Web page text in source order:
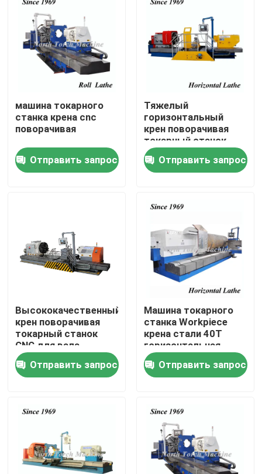
Дом
Продукты
Путешествие фабрики
Свяжитесь мы
новости
Машина токарного станка металла
Смотреть на в машине токарного станка
машина токарного
станка крена cnc
поворачивая
Отправить запрос
Тяжелый
горизонтальный
крен поворачивая
токарный станок
CNC для вала
цилиндра ролика
отливки
Отправить запрос
Высококачественный
крен поворачивая
токарный станок
CNC для вала
цилиндра ролика
отливки
Отправить запрос
Машина токарного
станка Workpiece
крена стали 40T
горизонтальная
Отправить запрос